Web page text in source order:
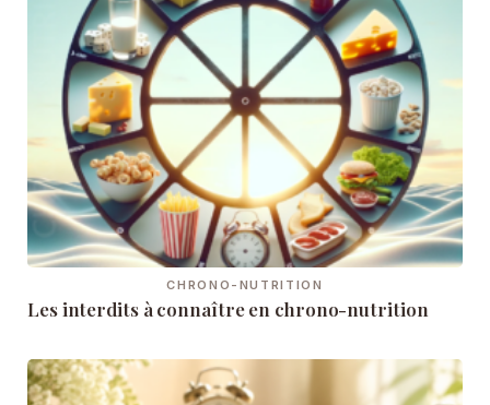
CHRONO-NUTRITION
Les interdits à connaître en chrono-nutrition